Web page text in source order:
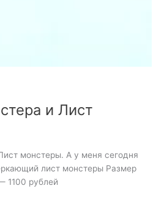
и Лист
монстеры. А у меня сегодня
лист монстеры Размер
1100 рублей